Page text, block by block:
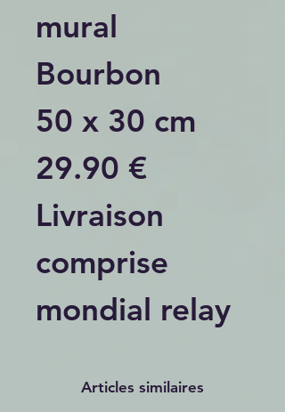
mural
Bourbon
50 x 30 cm
29.90 €
Livraison
comprise
mondial relay
Articles similaires